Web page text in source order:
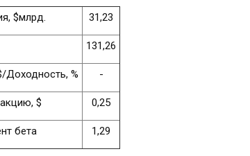
$млрд. 31,23
131,26
Доходность, % -
$ 0,25
бета 1,29